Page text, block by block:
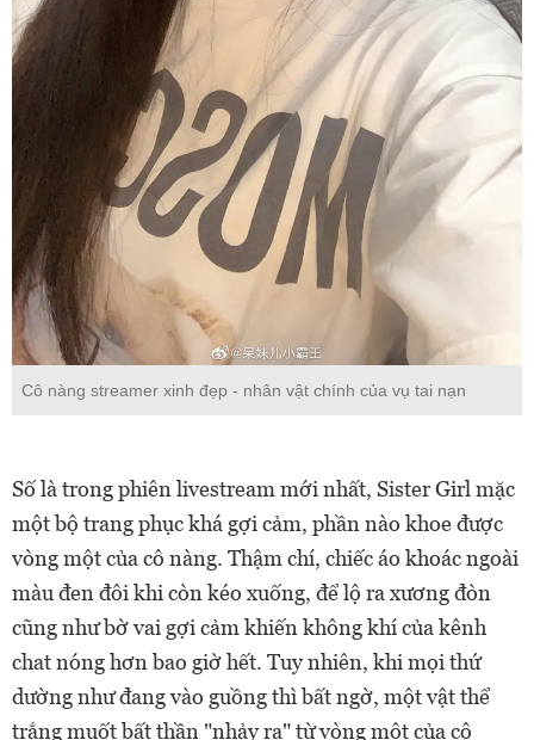
Cô nàng streamer xinh đẹp - nhân vật chính của vụ tai nạn
Số là trong phiên livestream mới nhất, Sister Girl mặc
một bộ trang phục khá gợi cảm, phần nào khoe được
vòng một của cô nàng. Thậm chí, chiếc áo khoác ngoài
màu đen đôi khi còn kéo xuống, để lộ ra xương đòn
cũng như bờ vai gợi cảm khiến không khí của kênh
chat nóng hơn bao giờ hết. Tuy nhiên, khi mọi thứ
dường như đang vào guồng thì bất ngờ, một vật thể
trắng muốt bất thần "nhảy ra" từ vòng một của cô